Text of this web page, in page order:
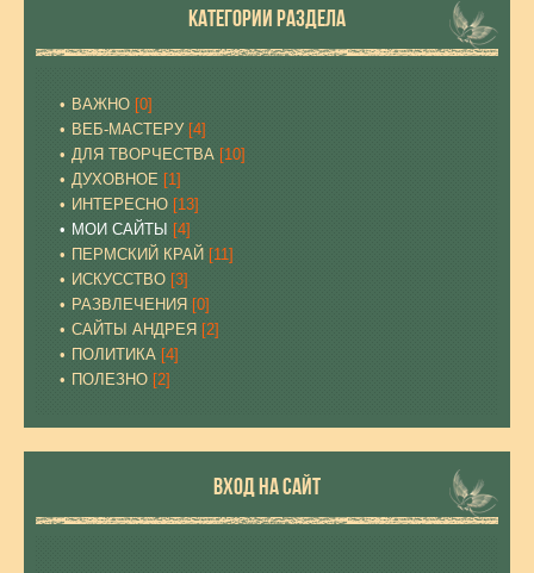
КАТЕГОРИИ РАЗДЕЛА
ВАЖНО [0]
ВЕБ-МАСТЕРУ [4]
ДЛЯ ТВОРЧЕСТВА [10]
ДУХОВНОЕ [1]
ИНТЕРЕСНО [13]
МОИ САЙТЫ
[4]
ПЕРМСКИЙ КРАЙ [11]
ИСКУССТВО [3]
РАЗВЛЕЧЕНИЯ [0]
САЙТЫ АНДРЕЯ [2]
ПОЛИТИКА [4]
ПОЛЕЗНО [2]
ВХОД НА САЙТ